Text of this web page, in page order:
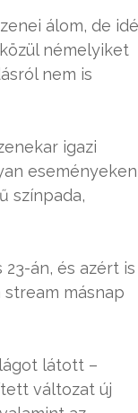
álom, de
némelyiket
nem is
igazi
eseményeken
színpada,
án, és azért is
másnap
látott –
változat új